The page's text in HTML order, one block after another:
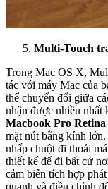
Multi-Touch
Trong Mac OS X,
tác với máy Mac của
thể chuyển đổi giữa
nhận được nhiều nhất
Macbook Pro
mặt nút bằng kính
nhấp chuột đi thoải
thiết kế để đi bất cứ
cảm biến tích hợp
quanh và điều chỉnh